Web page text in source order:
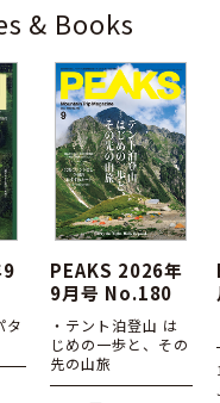
& Books
タ
PEAKS 2026年
9月号 No.180
・テント泊登山 は
じめの一歩と、その
先の山旅